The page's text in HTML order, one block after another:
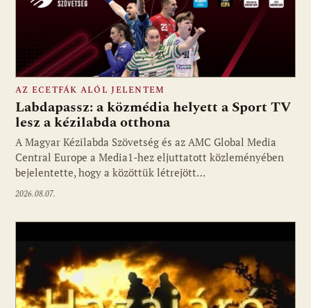
Fotó: media1.hu
AZ ECETFÁK ALÓL JELENTEM
Labdapassz: a közmédia helyett a Sport TV
lesz a kézilabda otthona
A Magyar Kézilabda Szövetség és az AMC Global Media
Central Europe a Media1-hez eljuttatott közleményében
bejelentette, hogy a közöttük létrejött…
2026.08.07.